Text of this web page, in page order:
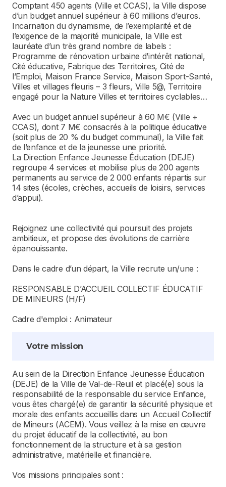
Comptant 450 agents (Ville et CCAS), la Ville dispose
d’un budget annuel supérieur à 60 millions d’euros.
Incarnation du dynamisme, de l’exemplarité et de
l’exigence de la majorité municipale, la Ville est
lauréate d’un très grand nombre de labels :
Programme de rénovation urbaine d’intérêt national,
Cité éducative, Fabrique des Territoires, Cité de
l’Emploi, Maison France Service, Maison Sport-Santé,
Villes et villages fleuris – 3 fleurs, Ville 5@, Territoire
engagé pour la Nature Villes et territoires cyclables…
Avec un budget annuel supérieur à 60 M€ (Ville +
CCAS), dont 7 M€ consacrés à la politique éducative
(soit plus de 20 % du budget communal), la Ville fait
de l’enfance et de la jeunesse une priorité.
La Direction Enfance Jeunesse Éducation (DEJE)
regroupe 4 services et mobilise plus de 200 agents
permanents au service de 2 000 enfants répartis sur
14 sites (écoles, crèches, accueils de loisirs, services
d’appui).
Rejoignez une collectivité qui poursuit des projets
ambitieux, et propose des évolutions de carrière
épanouissante.
Dans le cadre d’un départ, la Ville recrute un/une :
RESPONSABLE D’ACCUEIL COLLECTIF ÉDUCATIF
DE MINEURS (H/F)
Cadre d'emploi : Animateur
Votre mission
Au sein de la Direction Enfance Jeunesse Éducation
(DEJE) de la Ville de Val-de-Reuil et placé(e) sous la
responsabilité de la responsable du service Enfance,
vous êtes chargé(e) de garantir la sécurité physique et
morale des enfants accueillis dans un Accueil Collectif
de Mineurs (ACEM). Vous veillez à la mise en œuvre
du projet éducatif de la collectivité, au bon
fonctionnement de la structure et à sa gestion
administrative, matérielle et financière.
Vos missions principales sont :